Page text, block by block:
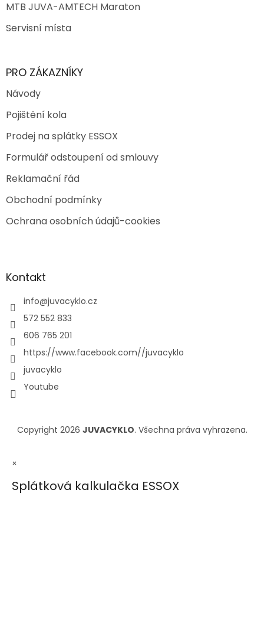
MTB JUVA-AMTECH Maraton
Servisní místa
PRO ZÁKAZNÍKY
Návody
Pojištění kola
Prodej na splátky ESSOX
Formulář odstoupení od smlouvy
Reklamační řád
Obchodní podmínky
Ochrana osobních údajů-cookies
Kontakt
info@juvacyklo.cz
572 552 833
606 765 201
https://www.facebook.com//juvacyklo
juvacyklo
Youtube
Copyright 2026 JUVACYKLO. Všechna práva vyhrazena.
×
Splátková kalkulačka ESSOX